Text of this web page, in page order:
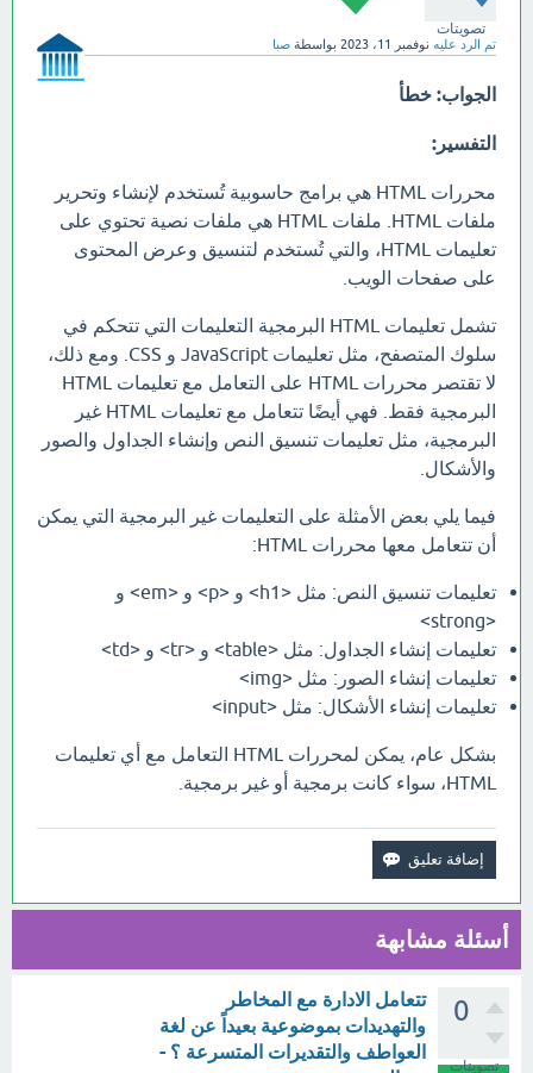
تصويتات
تم الرد عليه نوفمبر 11، 2023 بواسطة صبا
الجواب: خطأ
التفسير:
محررات HTML هي برامج حاسوبية تُستخدم لإنشاء وتحرير
ملفات HTML. ملفات HTML هي ملفات نصية تحتوي على
تعليمات HTML، والتي تُستخدم لتنسيق وعرض المحتوى
على صفحات الويب.
تشمل تعليمات HTML البرمجية التعليمات التي تتحكم في
سلوك المتصفح، مثل تعليمات JavaScript و CSS. ومع ذلك،
لا تقتصر محررات HTML على التعامل مع تعليمات HTML
البرمجية فقط. فهي أيضًا تتعامل مع تعليمات HTML غير
البرمجية، مثل تعليمات تنسيق النص وإنشاء الجداول والصور
والأشكال.
فيما يلي بعض الأمثلة على التعليمات غير البرمجية التي يمكن
أن تتعامل معها محررات HTML:
تعليمات تنسيق النص: مثل <h1> و <p> و <em> و
<strong>
تعليمات إنشاء الجداول: مثل <table> و <tr> و <td>
تعليمات إنشاء الصور: مثل <img>
تعليمات إنشاء الأشكال: مثل <input>
بشكل عام، يمكن لمحررات HTML التعامل مع أي تعليمات
HTML، سواء كانت برمجية أو غير برمجية.
أسئلة مشابهة
0
تصويتات
تتعامل الادارة مع المخاطر
والتهديدات بموضوعية بعيداً عن لغة
العواطف والتقديرات المتسرعة ؟ -